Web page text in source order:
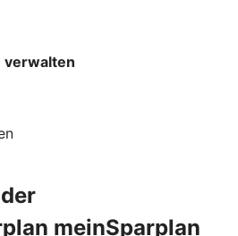
verwalten
meinSparplan